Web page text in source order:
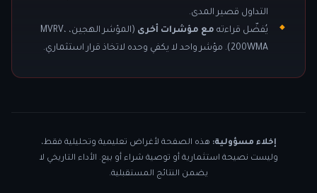
التداول قصير المدى.
يُفضّل قراءته مع مؤشرات أخرى
(المؤشر الهجين، MVRV،
200WMA). مؤشر واحد لا يكفي وحده لاتخاذ قرار استثماري.
إخلاء مسؤولية: هذه الصفحة لأغراض تعليمية وتحليلية فقط،
وليست نصيحة استثمارية أو توصية شراء أو بيع. الأداء التاريخي لا
يضمن النتائج المستقبلية.